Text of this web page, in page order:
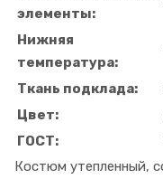
элементы:
Нижняя
температура:
Ткань подклада:
Цвет:
ГОСТ:
Костюм утепленный,